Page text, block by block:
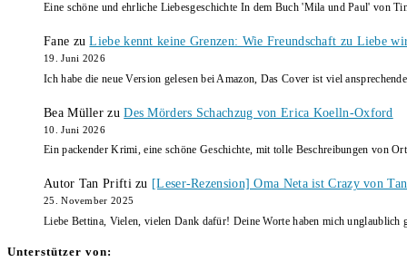
Eine schöne und ehrliche Liebesgeschichte In dem Buch 'Mila und Paul' von
Fane zuLiebe kennt keine Grenzen: Wie Freundschaft zu Liebe
19. Juni 2026
Ich habe die neue Version gelesen bei Amazon, Das Cover ist viel
Bea Müller zuDes Mörders Schachzug von Erica Koelln-Oxford
10. Juni 2026
Ein packender Krimi, eine schöne Geschichte, mit tolle Beschreibungen von
Autor Tan Priftizu [Leser-Rezension] Oma Neta ist Crazy von
25. November 2025
Liebe Bettina, Vielen, vielen Dank dafür! Deine Worte haben mich unglaublich
Unterstützer von: